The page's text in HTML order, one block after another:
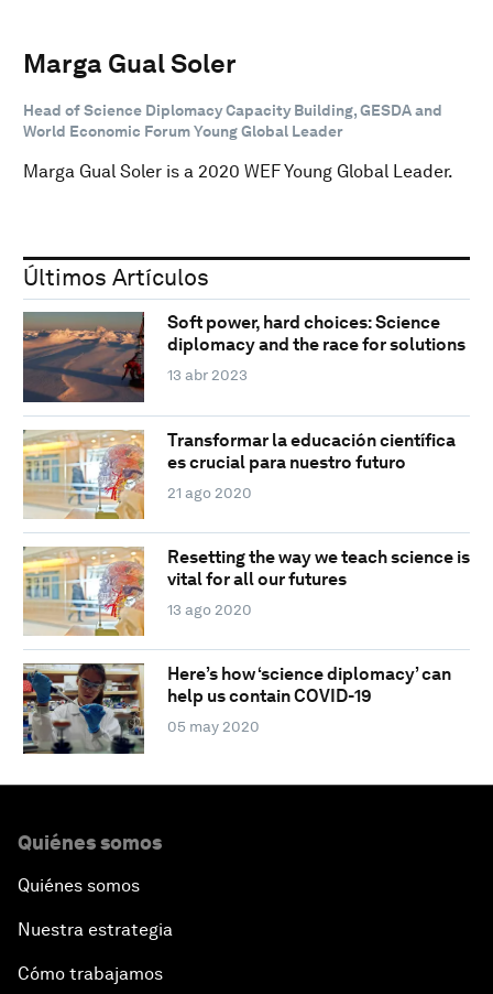
Marga Gual Soler
Head of Science Diplomacy Capacity Building, GESDA and
World Economic Forum Young Global Leader
Marga Gual Soler is a 2020 WEF Young Global Leader.
Últimos Artículos
Soft power, hard choices: Science
diplomacy and the race for solutions
13 abr 2023
Transformar la educación científica
es crucial para nuestro futuro
21 ago 2020
Resetting the way we teach science is
vital for all our futures
13 ago 2020
Here’s how ‘science diplomacy’ can
help us contain COVID-19
05 may 2020
Quiénes somos
Quiénes somos
Nuestra estrategia
Cómo trabajamos